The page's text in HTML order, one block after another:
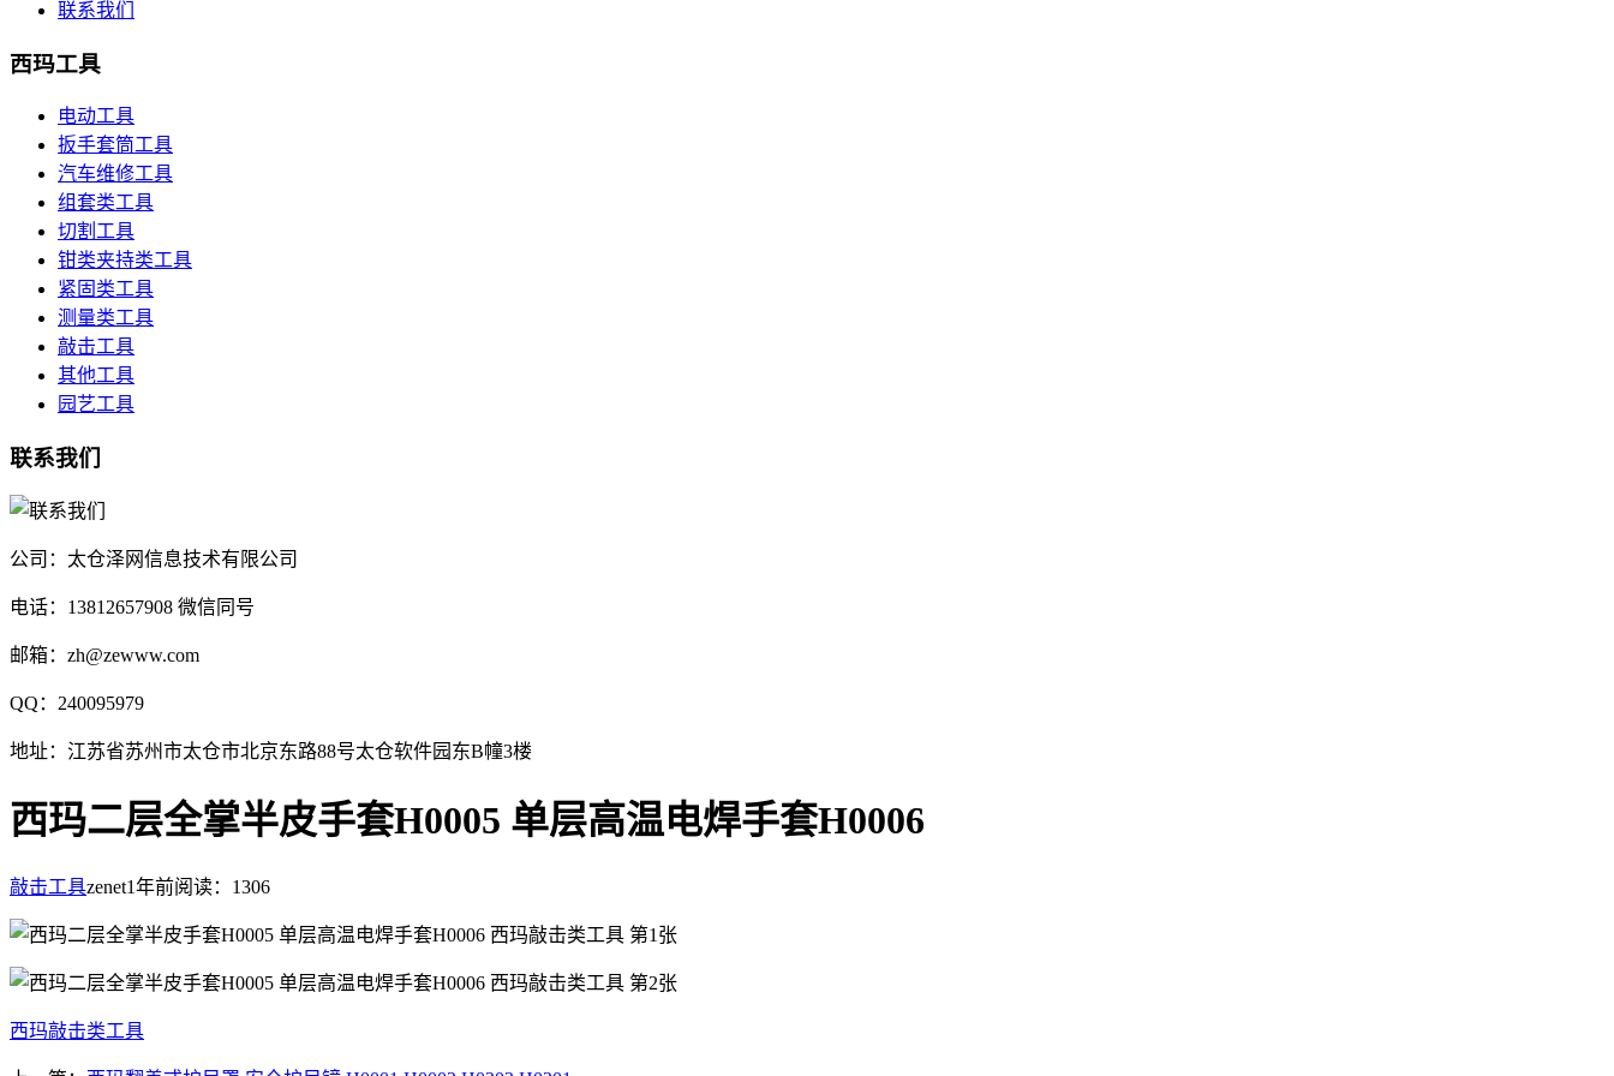
联系我们
西玛工具
电动工具
扳手套筒工具
汽车维修工具
组套类工具
切割工具
钳类夹持类工具
紧固类工具
测量类工具
敲击工具
其他工具
园艺工具
联系我们
公司：太仓泽网信息技术有限公司
电话：13812657908 微信同号
邮箱：zh@zewww.com
QQ：240095979
地址：江苏省苏州市太仓市北京东路88号太仓软件园东B幢3楼
西玛二层全掌半皮手套H0005 单层高温电焊手套H0006
敲击工具zenet1年前阅读：1306
西玛敲击类工具